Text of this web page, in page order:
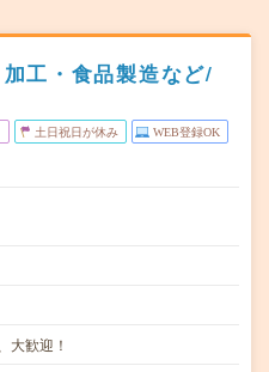
工・食品製造など/
土日祝日が休み WEB登録OK
大歓迎！